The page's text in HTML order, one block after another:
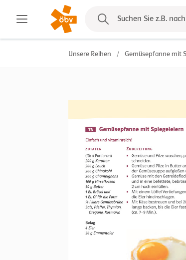
Suchen Sie z.B.
Kontakt
Unsere Reihen / Gemüsepfanne mit